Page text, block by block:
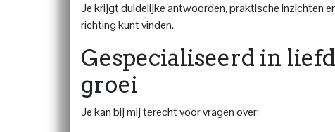
Je krijgt duidelijke antwoorden, praktische inzichten
richting kunt vinden.
Gespecialiseerd in
groei
Je kan bij mij terecht voor vragen over: